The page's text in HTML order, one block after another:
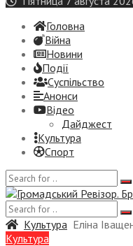
Головна
Війна
Новини
Події
Суспiльство
Анонси
Відео
Дайджест
Культура
Спорт
Культура Еліна
Культура